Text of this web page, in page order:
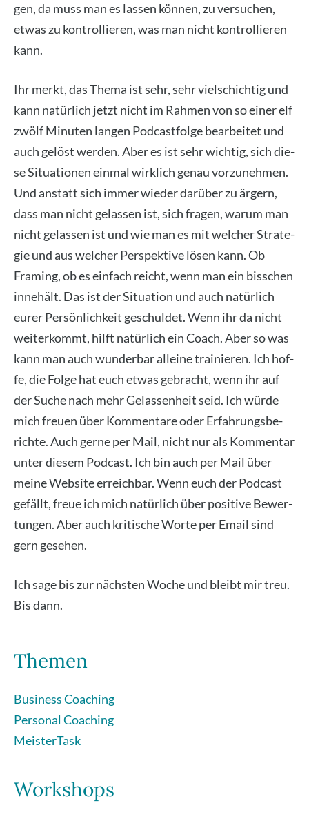
gen, da muss man es las­sen kön­nen, zu ver­su­chen,
etwas zu kon­trol­lie­ren, was man nicht kon­trol­lie­ren
kann.
Ihr merkt, das The­ma ist sehr, sehr viel­schich­tig und
kann natür­lich jetzt nicht im Rah­men von so einer elf
zwölf Minu­ten lan­gen Pod­cast­fol­ge bear­bei­tet und
auch gelöst wer­den. Aber es ist sehr wich­tig, sich die­
se Situa­tio­nen ein­mal wirk­lich genau vor­zu­neh­men.
Und anstatt sich immer wie­der dar­über zu ärgern,
dass man nicht gelas­sen ist, sich fra­gen, war­um man
nicht gelas­sen ist und wie man es mit wel­cher Stra­te­
gie und aus wel­cher Per­spek­ti­ve lösen kann. Ob
Framing, ob es ein­fach reicht, wenn man ein biss­chen
inne­hält. Das ist der Situa­ti­on und auch natür­lich
eurer Per­sön­lich­keit geschul­det. Wenn ihr da nicht
wei­ter­kommt, hilft natür­lich ein Coach. Aber so was
kann man auch wun­der­bar allei­ne trai­nie­ren. Ich hof­
fe, die Fol­ge hat euch etwas gebracht, wenn ihr auf
der Suche nach mehr Gelas­sen­heit seid. Ich wür­de
mich freu­en über Kom­men­ta­re oder Erfah­rungs­be­
rich­te. Auch ger­ne per Mail, nicht nur als Kom­men­tar
unter die­sem Pod­cast. Ich bin auch per Mail über
mei­ne Web­site erreich­bar. Wenn euch der Pod­cast
gefällt, freue ich mich natür­lich über posi­ti­ve Bewer­
tun­gen. Aber auch kri­ti­sche Wor­te per Email sind
gern gese­hen.
Ich sage bis zur nächs­ten Woche und bleibt mir treu.
Bis dann.
Themen
Business Coaching
Personal Coaching
MeisterTask
Workshops